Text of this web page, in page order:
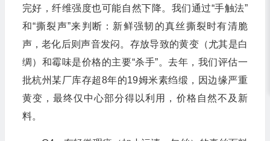
完好，纤维强度也可能自然下降。我们通过“手触法”
和“撕裂声”来判断：新鲜强韧的真丝撕裂时有清脆
声，老化后则声音发闷。存放导致的黄变（尤其是白
绸）和霉味是价格的主要“杀手”。去年，我们评估一
批杭州某厂库存超8年的19姆米素绉缎，因边缘严重
黄变，最终仅中心部分得以利用，价格自然不及新
料。